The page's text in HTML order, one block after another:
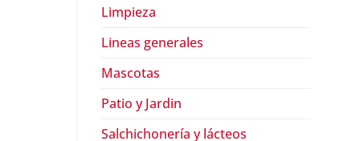
Limpieza
Lineas generales
Mascotas
Patio y Jardin
Salchichonería y lácteos